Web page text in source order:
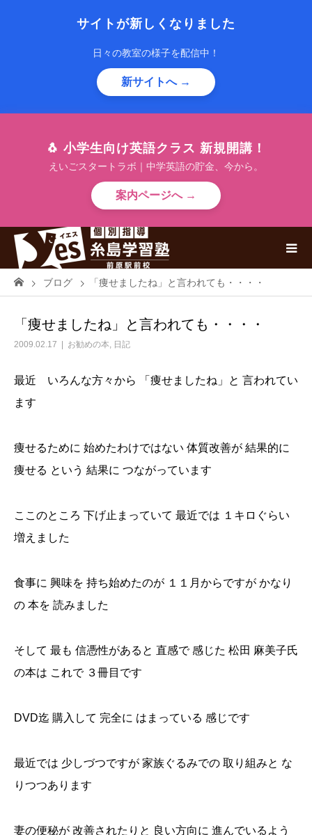
サイトが新しくなりました
日々の教室の様子を配信中！
新サイトへ →
🐧 小学生向け英語クラス 新規開講！
えいごスタートラボ｜中学英語の貯金、今から。
案内ページへ →
ブログ 「痩せましたね」と言われても・・・・
「痩せましたね」と言われても・・・・
2009.02.17 お勧めの本, 日記
最近 いろんな方々から 「痩せましたね」と 言われてい
ます
痩せるために 始めたわけではない 体質改善が 結果的に
痩せる という 結果に つながっています
ここのところ 下げ止まっていて 最近では １キロぐらい
増えました
食事に 興味を 持ち始めたのが １１月からですが かなり
の 本を 読みました
そして 最も 信憑性があると 直感で 感じた 松田 麻美子氏
の本は これで ３冊目です
DVD迄 購入して 完全に はまっている 感じです
最近では 少しづつですが 家族ぐるみでの 取り組みと な
りつつあります
妻の便秘が 改善されたりと 良い方向に 進んでいるよう